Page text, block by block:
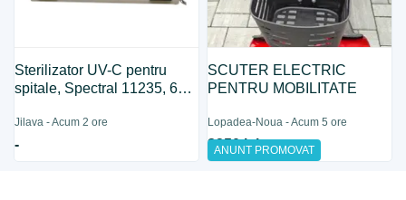
Sterilizator UV-C pentru
spitale, Spectral 11235, 60
Jilava - Acum 2 ore
- ANUNT PROMOVAT
SCUTER ELECTRIC
PENTRU MOBILITATE
Lopadea-Noua - Acum 5 ore
2350 lei